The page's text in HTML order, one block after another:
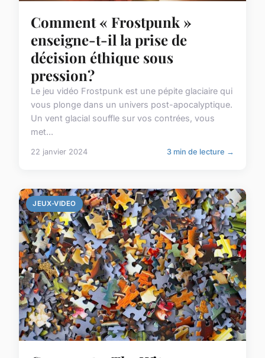
Comment « Frostpunk »
enseigne-t-il la prise de
décision éthique sous
pression?
Le jeu vidéo Frostpunk est une pépite glaciaire qui
vous plonge dans un univers post-apocalyptique.
Un vent glacial souffle sur vos contrées, vous
met...
22 janvier 2024 3 min de lecture →
JEUX-VIDEO